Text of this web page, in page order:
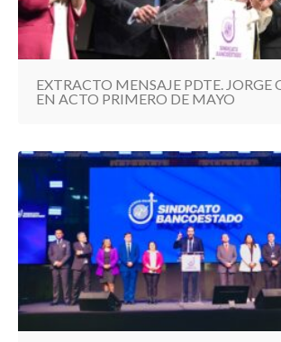
EXTRACTO MENSAJE PDTE. JORGE
EN ACTO PRIMERO DE MAYO